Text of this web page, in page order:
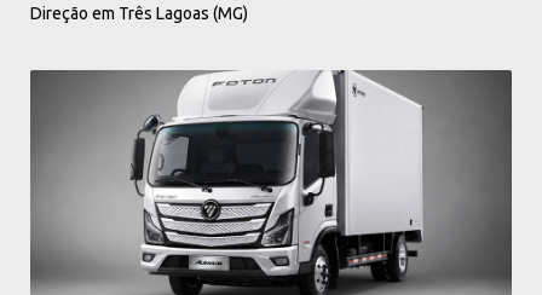
Direção em Três Lagoas (MG)
ir para notícia